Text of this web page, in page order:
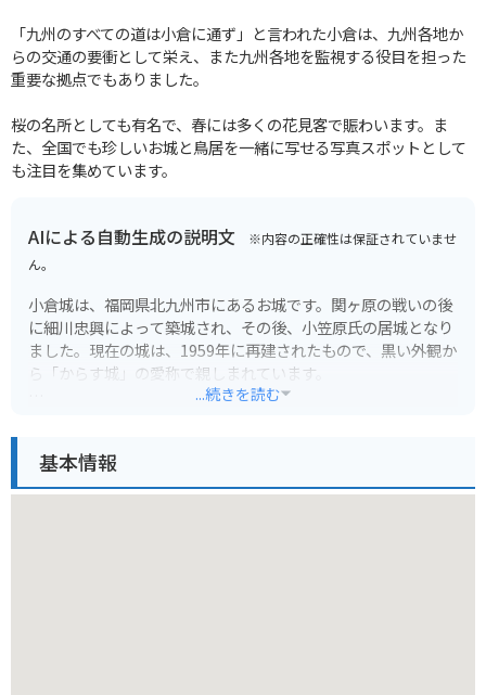
「九州のすべての道は小倉に通ず」と言われた小倉は、九州各地か
らの交通の要衝として栄え、また九州各地を監視する役目を担った
重要な拠点でもありました。
桜の名所としても有名で、春には多くの花見客で賑わいます。ま
た、全国でも珍しいお城と鳥居を一緒に写せる写真スポットとして
も注目を集めています。
AIによる自動生成の説明文 ※内容の正確性は保証されていませ
ん。
小倉城は、福岡県北九州市にあるお城です。関ヶ原の戦いの後
に細川忠興によって築城され、その後、小笠原氏の居城となり
ました。現在の城は、1959年に再建されたもので、黒い外観か
ら「からす城」の愛称で親しまれています。
できます。また、春には約300本の桜が咲き乱れ、多くの花見
客で賑わいます。
...続きを読む
基本情報